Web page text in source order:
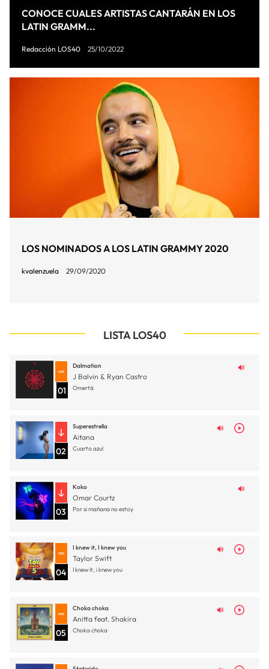
CONOCE CUALES ARTISTAS CANTARÁN EN LOS
LATIN GRAMM...
Redacción LOS40 25/10/2022
LOS NOMINADOS A LOS LATIN GRAMMY 2020
kvalenzuela 29/09/2020
LISTA LOS40
01
Dalmation
J Balvin & Ryan Castro
Omertá
02
Superestrella
Aitana
Cuarto azul
03
Koko
Omar Courtz
Por si mañana no estoy
04
I knew it, I knew you
Taylor Swift
I knew it, i knew you
05
Choka choka
Anitta feat. Shakira
Choka choka